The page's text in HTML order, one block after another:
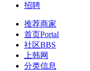
招聘
推荐商家
首页Portal
社区BBS
上韩网
分类信息